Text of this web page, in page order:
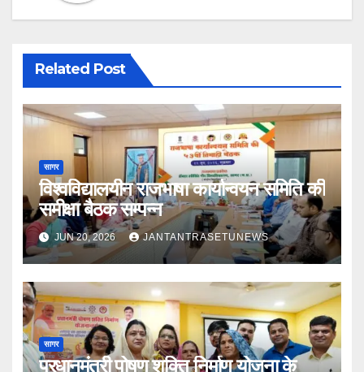
Related Post
सागर
विश्वविद्यालयीन राजभाषा कार्यान्वयन समिति की
समीक्षा बैठक सम्पन्न
JUN 20, 2026 JANTANTRASETUNEWS
सागर
प्रधानमंत्री पोषण शक्ति निर्माण योजना के